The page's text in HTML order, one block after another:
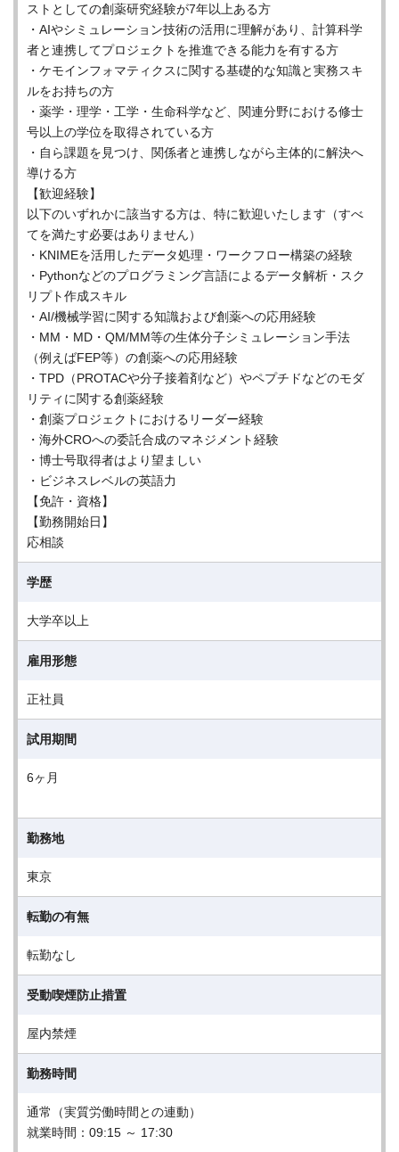
ストとしての創薬研究経験が7年以上ある方
・AIやシミュレーション技術の活用に理解があり、計算科学
者と連携してプロジェクトを推進できる能力を有する方
・ケモインフォマティクスに関する基礎的な知識と実務スキ
ルをお持ちの方
・薬学・理学・工学・生命科学など、関連分野における修士
号以上の学位を取得されている方
・自ら課題を見つけ、関係者と連携しながら主体的に解決へ
導ける方
【歓迎経験】
以下のいずれかに該当する方は、特に歓迎いたします（すべ
てを満たす必要はありません）
・KNIMEを活用したデータ処理・ワークフロー構築の経験
・Pythonなどのプログラミング言語によるデータ解析・スク
リプト作成スキル
・AI/機械学習に関する知識および創薬への応用経験
・MM・MD・QM/MM等の生体分子シミュレーション手法
（例えばFEP等）の創薬への応用経験
・TPD（PROTACや分子接着剤など）やペプチドなどのモダ
リティに関する創薬経験
・創薬プロジェクトにおけるリーダー経験
・海外CROへの委託合成のマネジメント経験
・博士号取得者はより望ましい
・ビジネスレベルの英語力
【免許・資格】
【勤務開始日】
応相談
学歴
大学卒以上
雇用形態
正社員
試用期間
6ヶ月
勤務地
東京
転勤の有無
転勤なし
受動喫煙防止措置
屋内禁煙
勤務時間
通常（実質労働時間との連動）
就業時間：09:15 ～ 17:30